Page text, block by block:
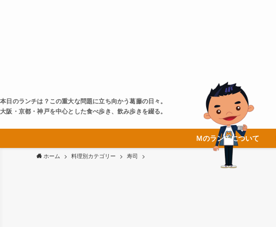
本日のランチは？この重大な問題に立ち向かう葛藤の日々。
大阪・京都・神戸を中心とした食べ歩き、飲み歩きを綴る。
Ｍのランチについて
ホーム 料理別カテゴリー 寿司